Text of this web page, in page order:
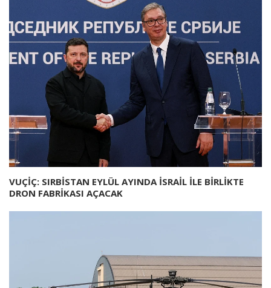
VUÇİÇ: SIRBİSTAN EYLÜL AYINDA İSRAİL İLE BİRLİKTE
DRON FABRİKASI AÇACAK